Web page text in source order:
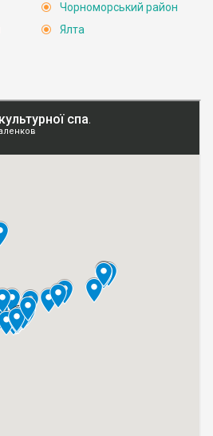
Чорноморський район
Ялта